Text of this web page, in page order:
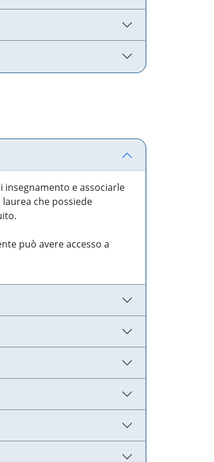
e associarle
che possiede
può avere accesso a